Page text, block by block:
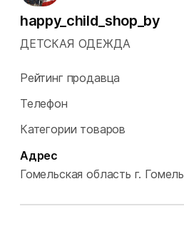
happy_child_shop_by
ДЕТСКАЯ ОДЕЖДА
Рейтинг продавца
Телефон
Категории товаров
Адрес
Гомельская область г. Гомель